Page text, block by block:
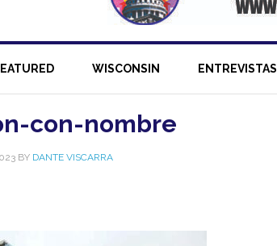
WISCONSIN ENTREVISTAS
con-nombre
BY DANTE VISCARRA